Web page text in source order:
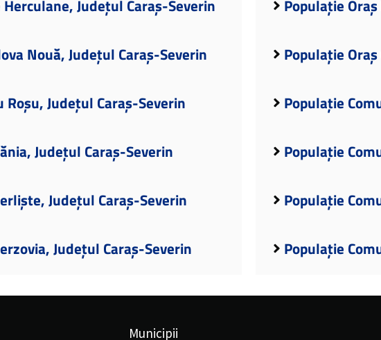
Județul Caraș-Severin Populație
Nouă, Județul Caraș-Severin Populație
Județul Caraș-Severin Populație
Județul Caraș-Severin Populație
Județul Caraș-Severin Populație
Județul Caraș-Severin Populație
Municipii